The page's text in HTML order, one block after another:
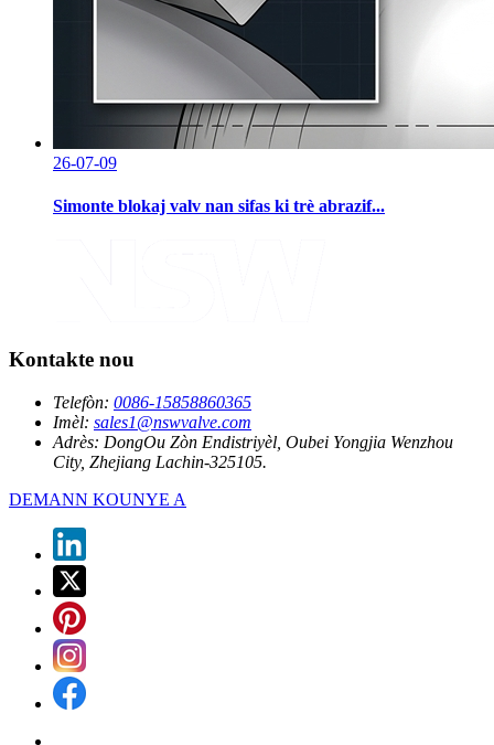
26-07-09
Simonte blokaj valv nan sifas ki trè abrazif...
Kontakte nou
Telefòn: 0086-15858860365
Imèl: sales1@nswvalve.com
Adrès: DongOu Zòn Endistriyèl, Oubei Yongjia Wenzhou
City, Zhejiang Lachin-325105.
DEMANN KOUNYE A